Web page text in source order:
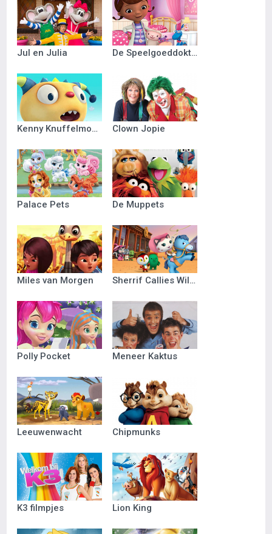
Jul en Julia De Speelgoeddokter
Kenny Knuffelmonster Clown Jopie
Palace Pets De Muppets
Miles van Morgen Sherrif Callies Wilde Westen
Polly Pocket Meneer Kaktus
Leeuwenwacht Chipmunks
K3 filmpjes Lion King